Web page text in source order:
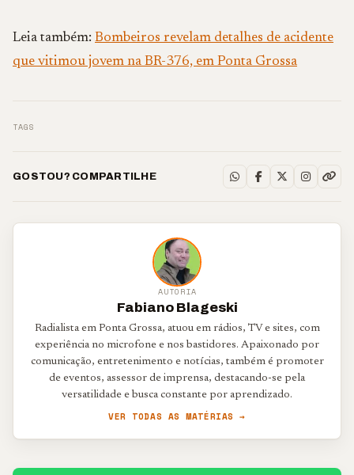
Leia também: Bombeiros revelam detalhes de acidente
que vitimou jovem na BR-376, em Ponta Grossa
TAGS
GOSTOU? COMPARTILHE
AUTORIA
Fabiano Blageski
Radialista em Ponta Grossa, atuou em rádios, TV e sites, com
experiência no microfone e nos bastidores. Apaixonado por
comunicação, entretenimento e notícias, também é promoter
de eventos, assessor de imprensa, destacando-se pela
versatilidade e busca constante por aprendizado.
VER TODAS AS MATÉRIAS →